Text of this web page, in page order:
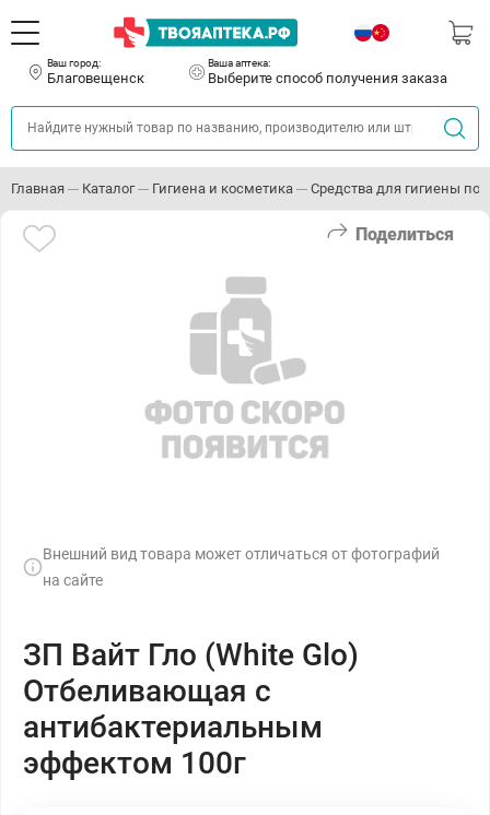
Ваш город:
Благовещенск
Ваша аптека:
Выберите способ получения заказа
Главная Каталог Гигиена и косметика Средства для гигиены
Поделиться
Внешний вид товара может отличаться от фотографий
на сайте
ЗП Вайт Гло (White Glo)
Отбеливающая с
антибактериальным
эффектом 100г